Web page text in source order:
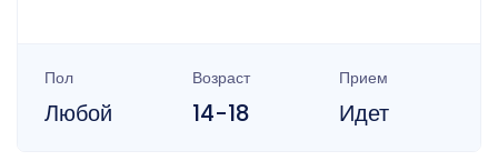
Пол
Любой
Возраст
14-18
Прием
Идет